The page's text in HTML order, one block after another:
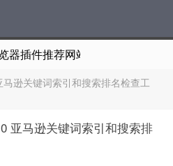
器插件推荐网站，非Google
逊关键词索引和搜索排名检查工
亚马逊关键词索引和搜索排